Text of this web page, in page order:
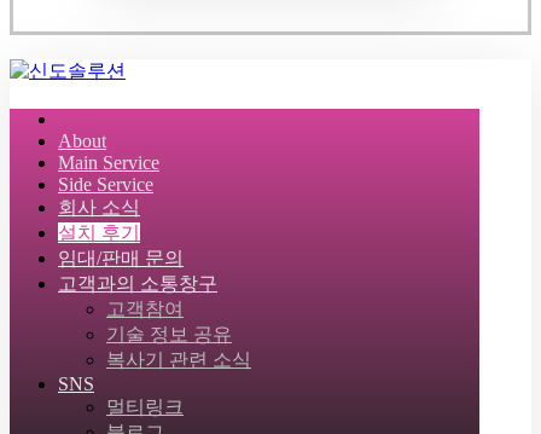
About
Main Service
Side Service
회사 소식
설치 후기
임대/판매 문의
고객과의 소통창구
고객참여
기술 정보 공유
복사기 관련 소식
SNS
멀티링크